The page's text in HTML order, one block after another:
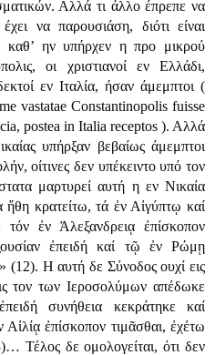
Αλλά τι άλλο έπρεπε να
να παρουσιάση, διότι είναι
καθ’ ην υπήρχεν η προ μικρού
οι χριστιανοί εν Ελλάδι,
εν Ιταλία, ήσαν άμεμπτοι (
vastatae Constantinopolis fuisse
postea in Italia receptos ). Αλλά
υπήρξαν βεβαίως άμεμπτοι
οίτινες δεν υπέκειντο υπό τον
μαρτυρεί αυτή η εν Νικαία
ἤθη κρατείτω, τά ἐν Αἰγύπτῳ καί
ἐν Ἀλεξανδρειᾳ ἐπίσκοπον
ἐπειδή καί τῷ ἐν Ρώμῃ
(12). Η αυτή δε Σύνοδος ουχί εις
τον των Ιεροσολύμων απέδωκε
συνήθεια κεκράτηκε καί
ἐπίσκοπον τιμᾶσθαι, ἐχέτω
Τέλος δε ομολογείται, ότι δεν